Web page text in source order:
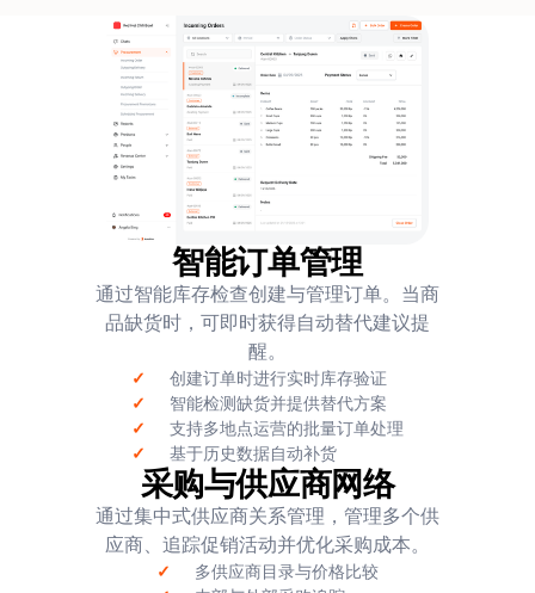
智能订单管理
通过智能库存检查创建与管理订单。当商
品缺货时，可即时获得自动替代建议提
醒。
✓
创建订单时进行实时库存验证
✓
智能检测缺货并提供替代方案
✓
支持多地点运营的批量订单处理
✓
基于历史数据自动补货
采购与供应商网络
通过集中式供应商关系管理，管理多个供
应商、追踪促销活动并优化采购成本。
✓
多供应商目录与价格比较